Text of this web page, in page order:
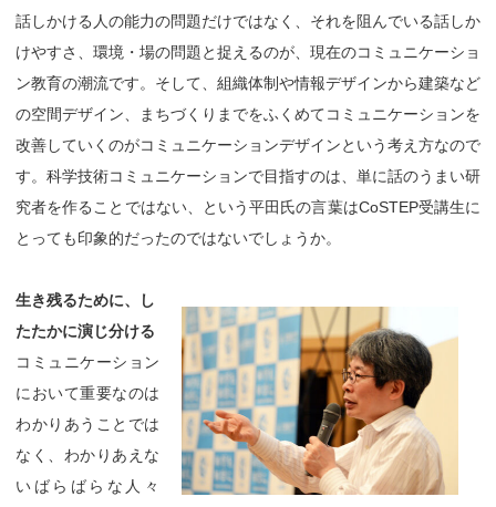
話しかける人の能力の問題だけではなく、それを阻んでいる話しか
けやすさ、環境・場の問題と捉えるのが、現在のコミュニケーショ
ン教育の潮流です。そして、組織体制や情報デザインから建築など
の空間デザイン、まちづくりまでをふくめてコミュニケーションを
改善していくのがコミュニケーションデザインという考え方なので
す。科学技術コミュニケーションで目指すのは、単に話のうまい研
究者を作ることではない、という平田氏の言葉はCoSTEP受講生に
とっても印象的だったのではないでしょうか。
生き残るために、し
たたかに演じ分ける
コミュニケーション
において重要なのは
わかりあうことでは
なく、わかりあえな
いばらばらな人々